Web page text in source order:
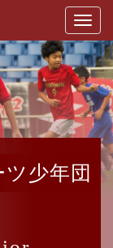
少年団